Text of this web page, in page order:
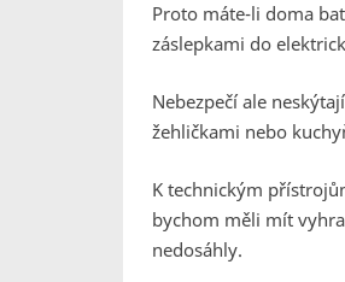
Proto máte-li doma
záslepkami do
Nebezpečí ale
žehličkami nebo
K technickým
bychom měli mít
nedosáhly.